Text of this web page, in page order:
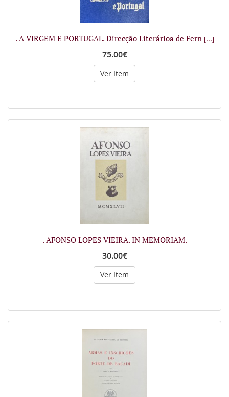
. A VIRGEM E PORTUGAL. Direcção Literárioa de Fern [...]
75.00€
Ver Item
. AFONSO LOPES VIEIRA. IN MEMORIAM.
30.00€
Ver Item